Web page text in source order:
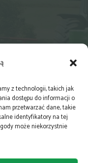
z technologii, takich jak
dostępu do informacji o
przetwarzać dane, takie
identyfikatory na tej
może niekorzystnie